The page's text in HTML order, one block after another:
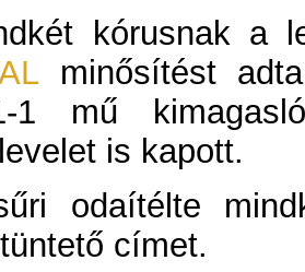
kórusnak a
minősítést
1 mű
is kapott.
odaítélte
címet.